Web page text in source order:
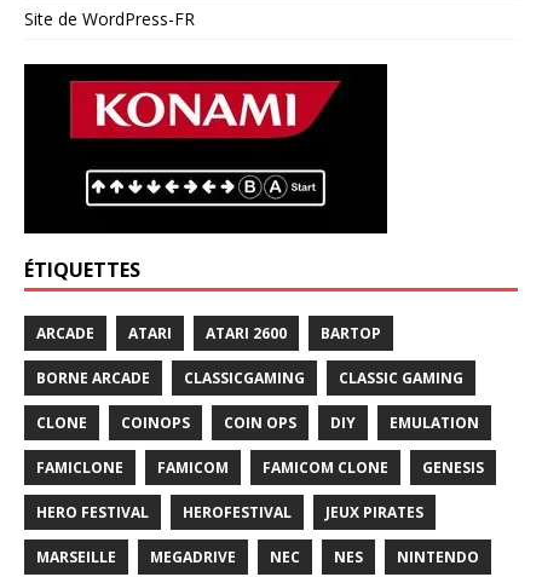
Site de WordPress-FR
ÉTIQUETTES
ARCADE ATARI ATARI 2600 BARTOP
BORNE ARCADE CLASSICGAMING CLASSIC GAMING
CLONE COINOPS COIN OPS DIY EMULATION
FAMICLONE FAMICOM FAMICOM CLONE GENESIS
HERO FESTIVAL HEROFESTIVAL JEUX PIRATES
MARSEILLE MEGADRIVE NEC NES NINTENDO